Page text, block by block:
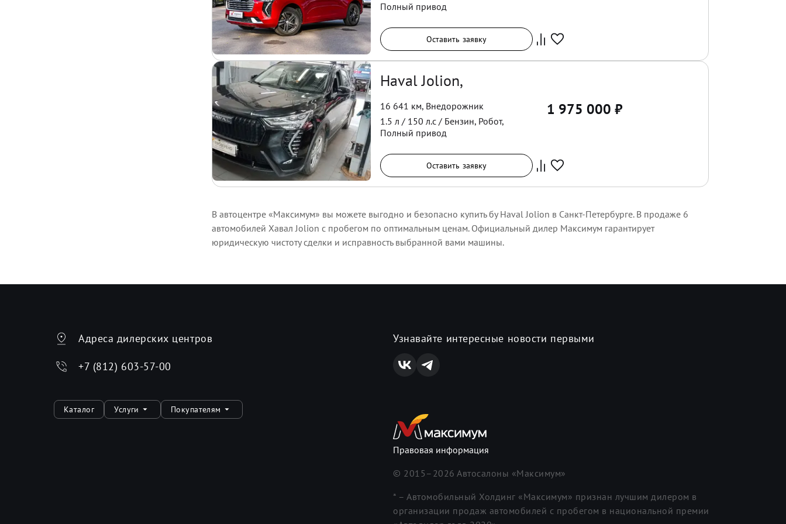
Полный привод
Оставить заявку
Haval Jolion,
16 641 км, Внедорожник
1.5 л / 150 л.с / Бензин, Робот,
Полный привод
1 975 000 ₽
Оставить заявку
В автоцентре «Максимум» вы можете выгодно и безопасно купить бу Haval Jolion в Санкт-Петербурге. В продаже 6
автомобилей Хавал Jolion с пробегом по оптимальным ценам. Официальный дилер Максимум гарантирует
юридическую чистоту сделки и исправность выбранной вами машины.
Адреса дилерских центров
+7 (812) 603-57-00
Узнавайте интересные новости первыми
Каталог Услуги Покупателям
Правовая информация
© 2015– 2026 Автосалоны «Максимум»
* – Автомобильный Холдинг «Максимум» признан лучшим дилером в
организации продаж автомобилей с пробегом в национальной премии